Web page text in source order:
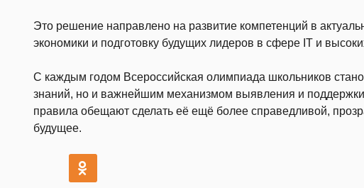
Это решение направлено на развитие компетенций в
экономики и подготовку будущих лидеров в сфере IT и
С каждым годом Всероссийская олимпиада школьников
знаний, но и важнейшим механизмом выявления и
правила обещают сделать её ещё более справедливой,
будущее.